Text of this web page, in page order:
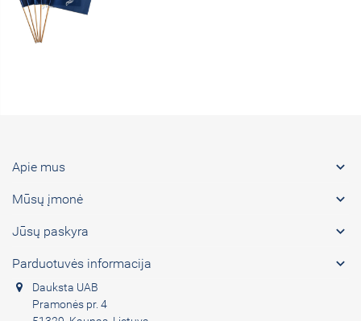
Apie mus 
Mūsų įmonė 
Jūsų paskyra 
Parduotuvės informacija 
Dauksta UAB
Pramonės pr. 4